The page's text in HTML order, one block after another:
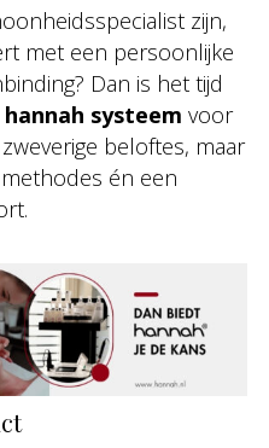
zijn,
met een persoonlijke
Dan is het tijd
hannah systeem voor
beloftes, maar
én een